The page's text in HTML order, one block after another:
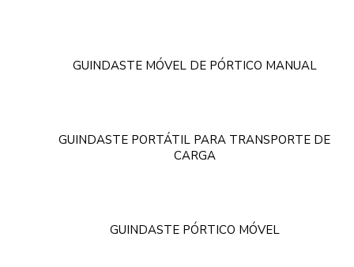
GUINDASTE MÓVEL DE PÓRTICO MANUAL
GUINDASTE PORTÁTIL PARA TRANSPORTE DE
CARGA
GUINDASTE PÓRTICO MÓVEL